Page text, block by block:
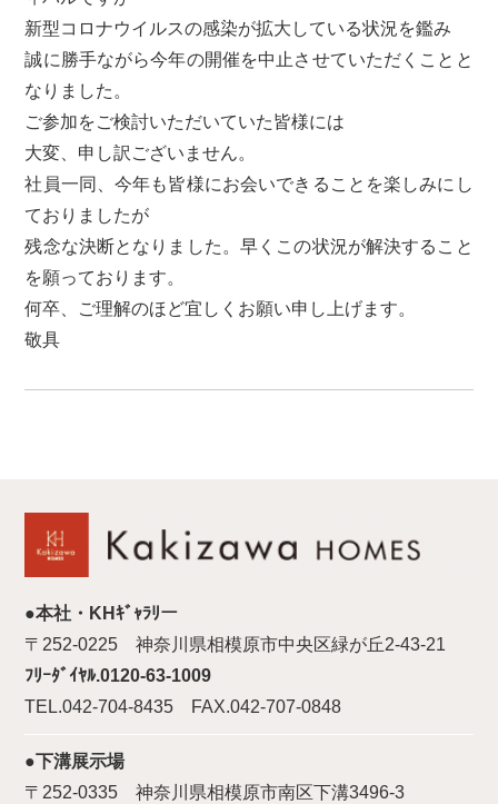
新型コロナウイルスの感染が拡大している状況を鑑み
誠に勝手ながら今年の開催を中止させていただくことと
なりました。
ご参加をご検討いただいていた皆様には
大変、申し訳ございません。
社員一同、今年も皆様にお会いできることを楽しみにし
ておりましたが
残念な決断となりました。早くこの状況が解決すること
を願っております。
何卒、ご理解のほど宜しくお願い申し上げます。
敬具
●本社・KHｷﾞｬﾗﾘー
〒252-0225 神奈川県相模原市中央区緑が丘2-43-21
ﾌﾘｰﾀﾞｲﾔﾙ.0120-63-1009
TEL.042-704-8435 FAX.042-707-0848
●下溝展示場
〒252-0335 神奈川県相模原市南区下溝3496-3